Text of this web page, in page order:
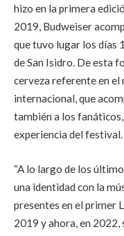
hizo en la primera
2019, Budweiser
que tuvo lugar los días
de San Isidro. De esta
cerveza referente en el
internacional, que
también a los
experiencia del festival.
“A lo largo de los
una identidad con la
presentes en el primer
2019 y ahora, en